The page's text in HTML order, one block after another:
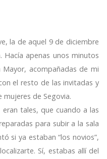
la de aquel 9 de diciembre
Hacía apenas unos minutos
acompañadas de mi
el resto de las invitadas y
de Segovia.
tales, que cuando a las
para subir a la sala
si ya estaban “los novios”,
Sí, estabas allí del